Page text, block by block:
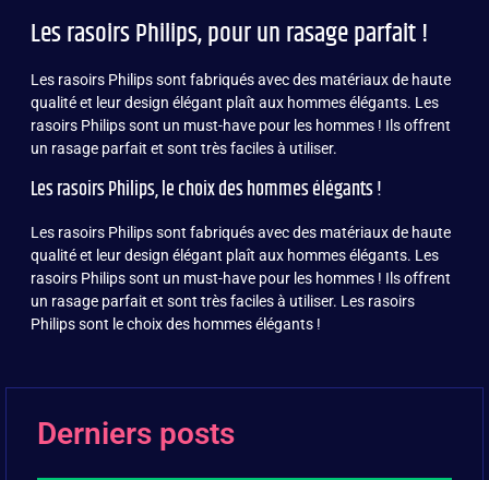
Les rasoirs Philips, pour un rasage parfait !
Les rasoirs Philips sont fabriqués avec des matériaux de haute
qualité et leur design élégant plaît aux hommes élégants. Les
rasoirs Philips sont un must-have pour les hommes ! Ils offrent
un rasage parfait et sont très faciles à utiliser.
Les rasoirs Philips, le choix des hommes élégants !
Les rasoirs Philips sont fabriqués avec des matériaux de haute
qualité et leur design élégant plaît aux hommes élégants. Les
rasoirs Philips sont un must-have pour les hommes ! Ils offrent
un rasage parfait et sont très faciles à utiliser. Les rasoirs
Philips sont le choix des hommes élégants !
Derniers posts